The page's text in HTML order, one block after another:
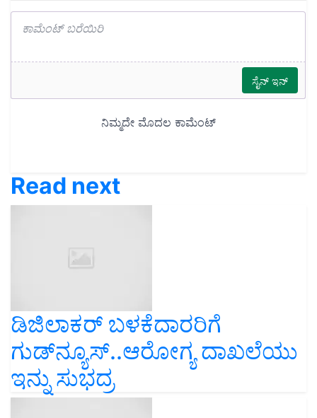
Read next
ಡಿಜಿಲಾಕರ್ ಬಳಕೆದಾರರಿಗೆ
ಗುಡ್‌ನ್ಯೂಸ್‌..ಆರೋಗ್ಯ ದಾಖಲೆಯು
ಇನ್ನು ಸುಭದ್ರ